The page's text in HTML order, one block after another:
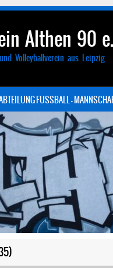
Althen 90
Volleyballverein aus Leipzig
FUSSBALL –